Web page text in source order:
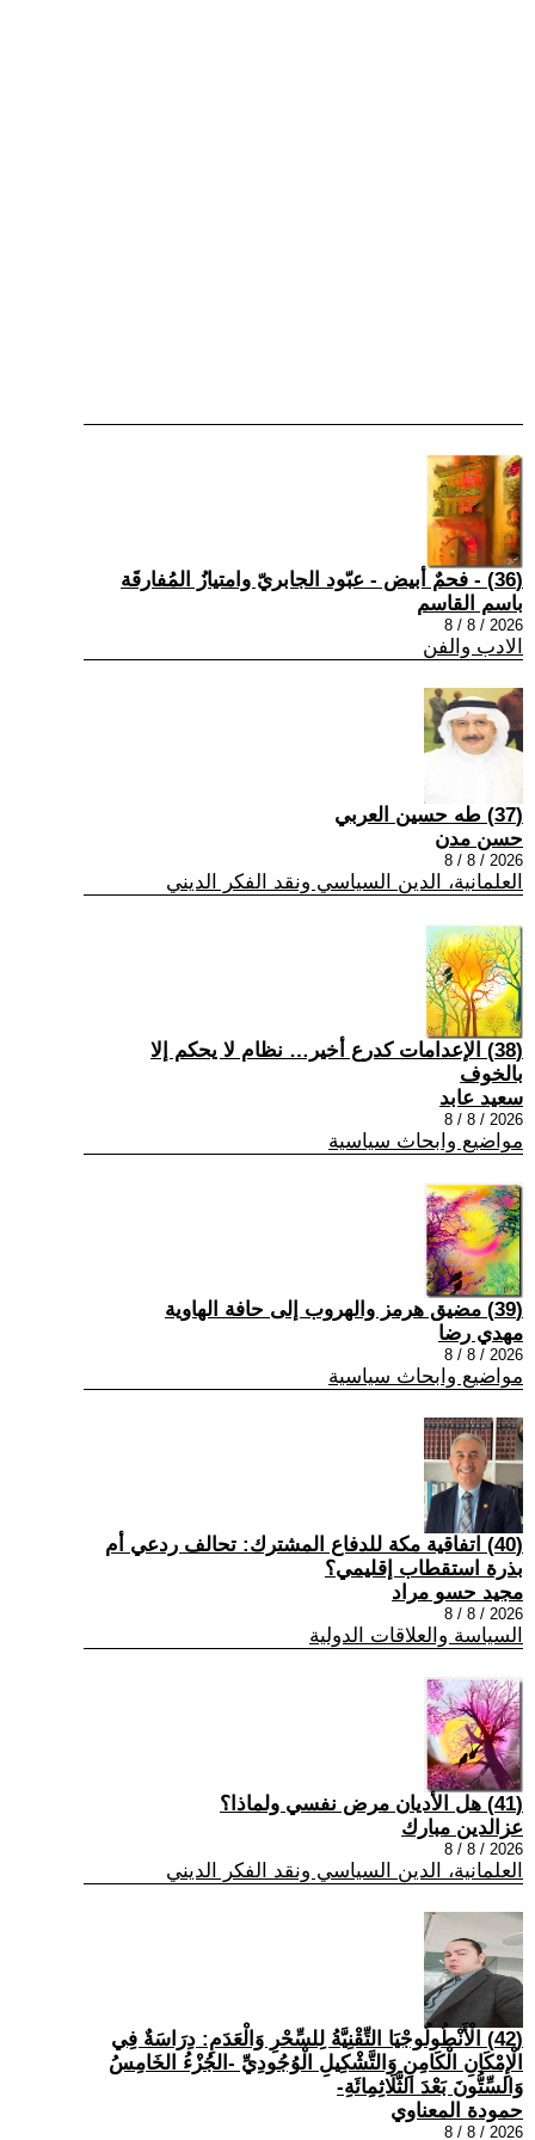
(36) - فحمٌ أبيض - عبّود الجابريّ وامتيازُ المُفارقَة
باسم القاسم
2026 / 8 / 8
الادب والفن
(37) طه حسين العربي
حسن مدن
2026 / 8 / 8
العلمانية، الدين السياسي ونقد الفكر الديني
(38) الإعدامات كدرع أخير… نظام لا يحكم إلا
بالخوف
سعيد عابد
2026 / 8 / 8
مواضيع وابحاث سياسية
(39) مضيق هرمز والهروب إلى حافة الهاوية
مهدي رضا
2026 / 8 / 8
مواضيع وابحاث سياسية
(40) اتفاقية مكة للدفاع المشترك: تحالف ردعي أم
بذرة استقطاب إقليمي؟
مجيد حسو مراد
2026 / 8 / 8
السياسة والعلاقات الدولية
(41) هل الأديان مرض نفسي ولماذا؟
عزالدين مبارك
2026 / 8 / 8
العلمانية، الدين السياسي ونقد الفكر الديني
(42) الْأَنْطُولُوجْيَا التِّقْنِيَّةُ لِلسِّحْرِ وَالْعَدَمِ: دِرَاسَةٌ فِي
الْإِمْكَانِ الْكَامِنِ وَالتَّشْكِيلِ الْوُجُودِيِّ -الجُزْءُ الخَامِسُ
وَالسِّتُّونَ بَعْدَ الثَّلَاثِمِائَةِ-
حمودة المعناوي
2026 / 8 / 8